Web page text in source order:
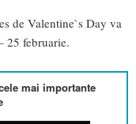
de Valentine`s Day va
25 februarie.
mai importante